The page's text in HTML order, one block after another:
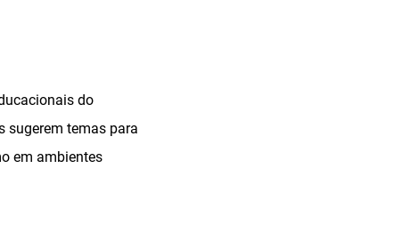
do
sugerem temas para
em ambientes